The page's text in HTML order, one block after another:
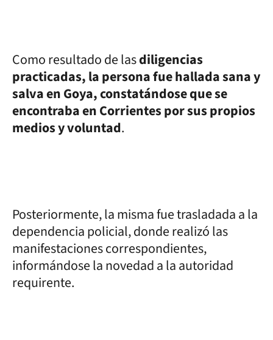
Como resultado de lasdiligencias
practicadas, la persona fue hallada sana y
salva en Goya, constatándose que se
encontraba en Corrientes por sus propios
medios y voluntad.
Posteriormente, la misma fue trasladada a la
dependencia policial, donde realizó las
manifestaciones correspondientes,
informándose la novedad a la autoridad
requirente.